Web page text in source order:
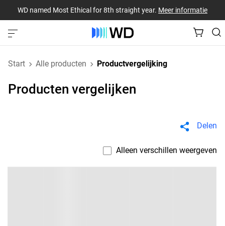
WD named Most Ethical for 8th straight year. Meer informatie
Start Alle producten Productvergelijking
Producten vergelijken
Delen
Alleen verschillen weergeven